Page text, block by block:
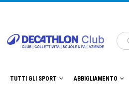
TUTTI GLI SPORT ABBIGLIAMENTO